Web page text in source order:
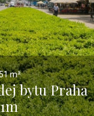
m²
bytu Praha